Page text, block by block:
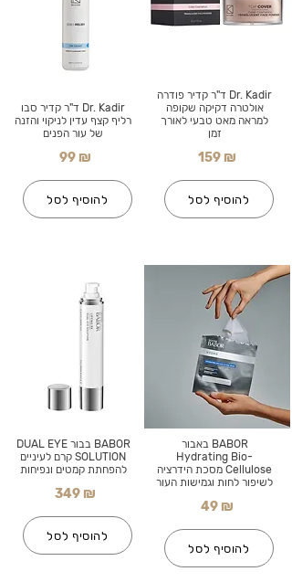
Dr. Kadir ד"ר קדיר סבו
רליף קצף עדין לניקוי והזנה
של עור הפנים
99 ₪
להוסיף לסל
BABOR בבור DUAL EYE
SOLUTION קרם לעיניים
להפחתת קמטים ונפיחות
349 ₪
להוסיף לסל
Dr. Kadir ד"ר קדיר פודרה
אולטרה דקיקה שקופה
למראה מאט טבעי לאורך
זמן
159 ₪
להוסיף לסל
BABOR באבור
Hydrating Bio-
Cellulose מסכת הידרציה
לשיפור לחות וגמישות העור
49 ₪
להוסיף לסל